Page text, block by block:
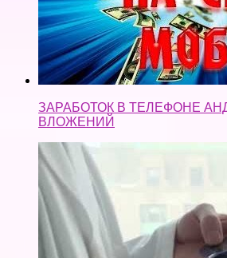
ЗАРАБОТОК АНДРОИД ОТ 5
НОВОЕ ПРИЛОЖЕНИЕ